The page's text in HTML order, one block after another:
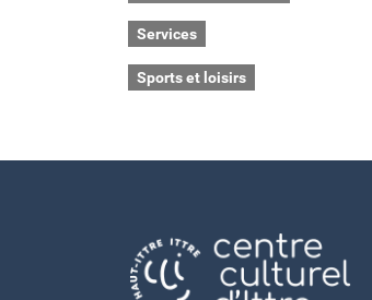
Services
Sports et loisirs